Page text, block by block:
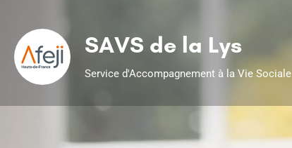
SAVS de la Lys
Service d'Accompagnement à la Vie Sociale